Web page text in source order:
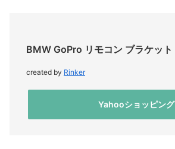
BMW GoPro リモコン ブラケット
created by Rinker
Yahooショッピング